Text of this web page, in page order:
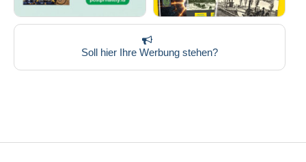
Soll hier Ihre Werbung stehen?